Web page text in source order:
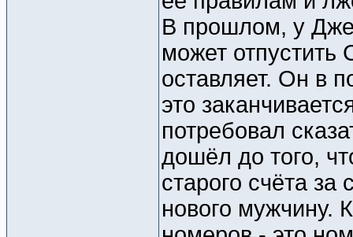
В прошлом, у
может отпустить
оставляет. Он в
это
потребовал
дошёл до того,
старого счёта
нового мужчину.